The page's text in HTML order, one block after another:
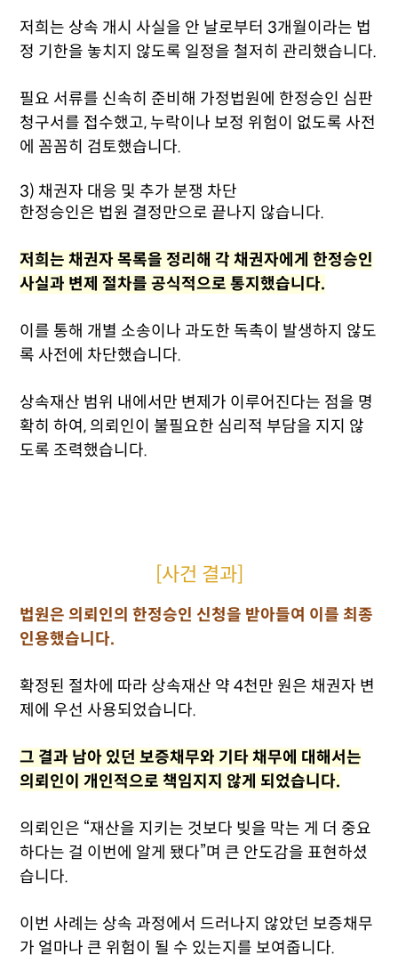
저희는 상속 개시 사실을 안 날로부터 3개월이라는 법
정 기한을 놓치지 않도록 일정을 철저히 관리했습니다.
필요 서류를 신속히 준비해 가정법원에 한정승인 심판
청구서를 접수했고, 누락이나 보정 위험이 없도록 사전
에 꼼꼼히 검토했습니다.
3) 채권자 대응 및 추가 분쟁 차단
한정승인은 법원 결정만으로 끝나지 않습니다.
저희는 채권자 목록을 정리해 각 채권자에게 한정승인
사실과 변제 절차를 공식적으로 통지했습니다.
이를 통해 개별 소송이나 과도한 독촉이 발생하지 않도
록 사전에 차단했습니다.
상속재산 범위 내에서만 변제가 이루어진다는 점을 명
확히 하여, 의뢰인이 불필요한 심리적 부담을 지지 않
도록 조력했습니다.
[사건 결과]
법원은 의뢰인의 한정승인 신청을 받아들여 이를 최종
인용했습니다.
확정된 절차에 따라 상속재산 약 4천만 원은 채권자 변
제에 우선 사용되었습니다.
그 결과 남아 있던 보증채무와 기타 채무에 대해서는
의뢰인이 개인적으로 책임지지 않게 되었습니다.
의뢰인은 “재산을 지키는 것보다 빚을 막는 게 더 중요
하다는 걸 이번에 알게 됐다”며 큰 안도감을 표현하셨
습니다.
이번 사례는 상속 과정에서 드러나지 않았던 보증채무
가 얼마나 큰 위험이 될 수 있는지를 보여줍니다.